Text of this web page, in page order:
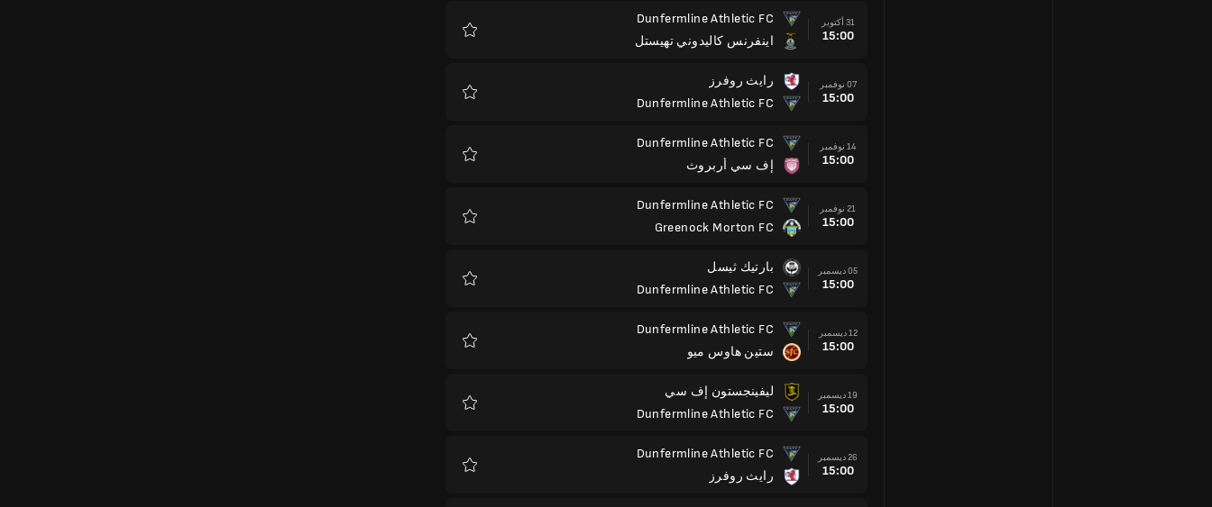
31 أكتوبر
15:00
Dunfermline Athletic FC
اينفرنس كاليدوني تهيستل
07 نوفمبر
15:00
رايث روفرز
Dunfermline Athletic FC
14 نوفمبر
15:00
Dunfermline Athletic FC
إف سي أربروث
21 نوفمبر
15:00
Dunfermline Athletic FC
Greenock Morton FC
05 ديسمبر
15:00
بارتيك ثيسل
Dunfermline Athletic FC
12 ديسمبر
15:00
Dunfermline Athletic FC
ستين هاوس ميو
19 ديسمبر
15:00
ليفينجستون إف سي
Dunfermline Athletic FC
26 ديسمبر
15:00
Dunfermline Athletic FC
رايث روفرز